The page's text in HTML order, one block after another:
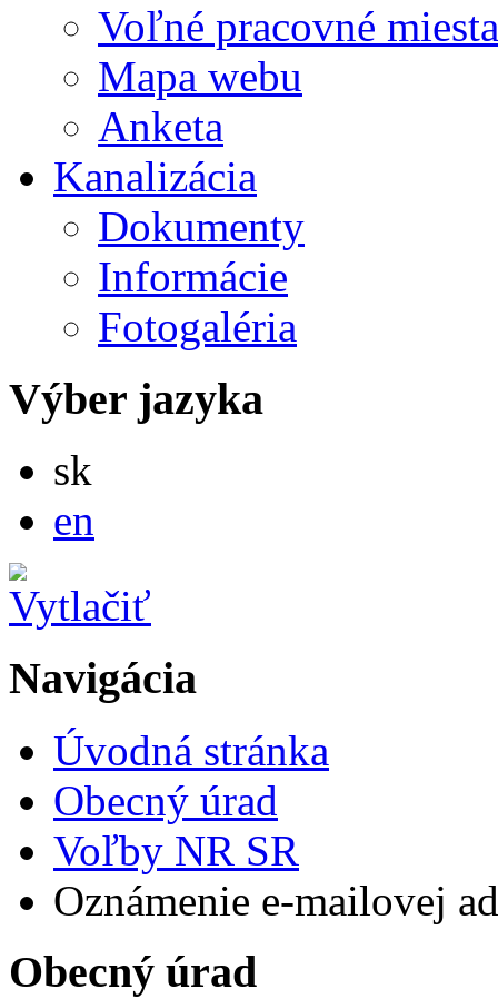
Voľné pracovné miesta
Mapa webu
Anketa
Kanalizácia
Dokumenty
Informácie
Fotogaléria
Výber jazyka
sk
en
Navigácia
Úvodná stránka
Obecný úrad
Voľby NR SR
Oznámenie e-mailovej
Obecný úrad